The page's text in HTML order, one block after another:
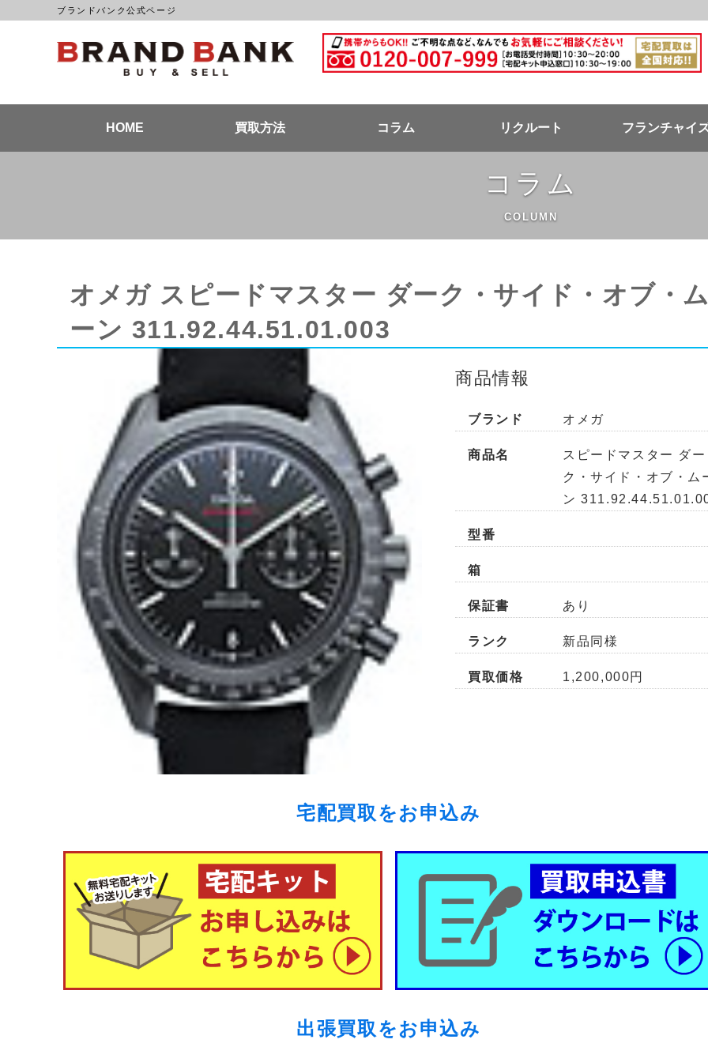
ブランドバンク公式ページ
ブランドバンク公式ページ
HOME 買取方法 コラム リクルート フランチャイ
コラム
COLUMN
オメガ スピードマスター ダーク・サイド・オブ・
ーン 311.92.44.51.01.003
商品情報
ブランド オメガ
商品名
スピードマスター ダー
ク・サイド・オブ・ム
ン
型番
箱
保証書 あり
ランク 新品同様
買取価格 1,200,000円
宅配買取をお申込み
出張買取をお申込み